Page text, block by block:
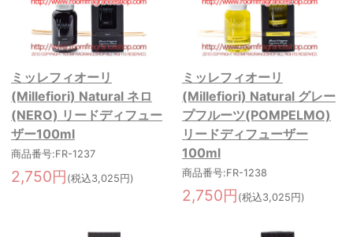
ミッレフィオーリ
(Millefiori) Natural ネロ
(NERO) リードディフュー
ザー100ml
商品番号:FR-1237
2,750円 (税込3,025円)
ミッレフィオーリ
(Millefiori) Natural グレー
プフルーツ(POMPELMO)
リードディフューザー
100ml
商品番号:FR-1238
2,750円 (税込3,025円)